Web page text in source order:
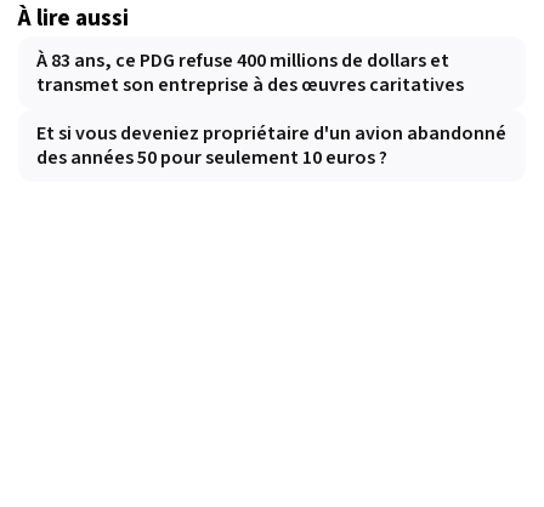
À lire aussi
À 83 ans, ce PDG refuse 400 millions de dollars et
transmet son entreprise à des œuvres caritatives
Et si vous deveniez propriétaire d'un avion abandonné
des années 50 pour seulement 10 euros ?